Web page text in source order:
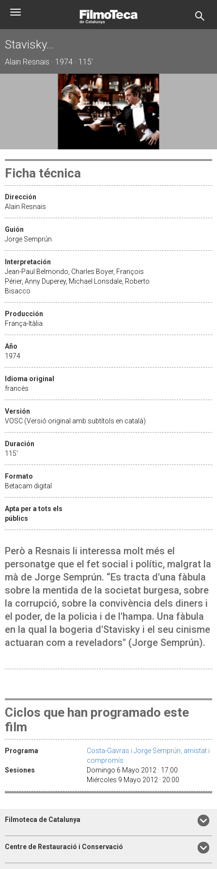
Toggle
Stavisky...
Alain Resnais · 1974 · 115'
Ficha técnica
Dirección
Alain Resnais
Guión
Jorge Semprún
Interpretación
Jean-Paul Belmondo, Charles Boyer, François
Périer, Anny Duperey, Michael Lonsdale, Roberto
Bisacco
Producción
França-Itàlia
Año
1974
Idioma original
francès
Versión
VOSC (Versió original amb subtítols en català)
Duración
115'
Formato
Betacam digital
Apta per a tots els
públics
Però a Resnais li interessa molt més el
personatge que el fet social i polític, malgrat la
mà de Jorge Semprún. “Es tracta d'una fàbula
sobre la mentida de la societat burgesa, sobre
la corrupció, sobre la convivència dels diners i
el poder, de la policia i de l'hampa. Una fàbula
en la qual la bogeria d'Stavisky i el seu cinisme
actuaran com a reveladors" (Jorge Semprún).
Ciclos que han programado este
film
Programa
Costa-Gavras i Jorge Semprún, amistat i
compromís
Sesiones
Domingo 6 Mayo 2012 · 17:00
Miércoles 9 Mayo 2012 · 20:00
Filmoteca de Catalunya
Centre de Restauració i Conservació